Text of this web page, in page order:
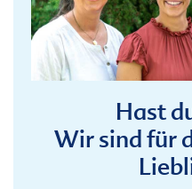
Hast
Wir sind für